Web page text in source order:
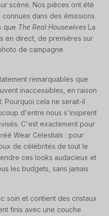
scène. Nos pièces ont été
dans des émissions
que The Real Housewives La
en direct, de premières sur
de campagne
remarquables que
inaccessibles, en raison
Pourquoi cela ne serait-il
d'entre nous s'inspirent
C'est exactement pour
Wear Celestials : pour
de célébrités de tout le
ces looks audacieux et
les budgets, sans jamais
soin et contient des cristaux
finis avec une couche